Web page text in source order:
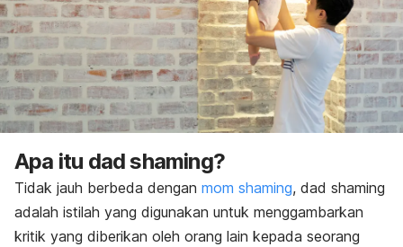
Apa itu dad shaming?
Tidak jauh berbeda dengan mom shaming, dad shaming
adalah istilah yang digunakan untuk menggambarkan
kritik yang diberikan oleh orang lain kepada seorang